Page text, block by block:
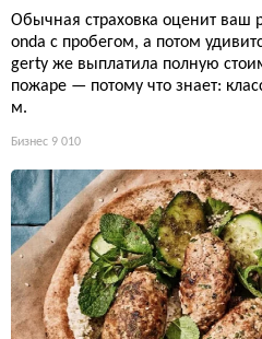
Обычная страховка оценит ваш
onda с пробегом, а потом
gerty же выплатила полную
пожаре — потому что знает:
м.
Бизнес 9 010